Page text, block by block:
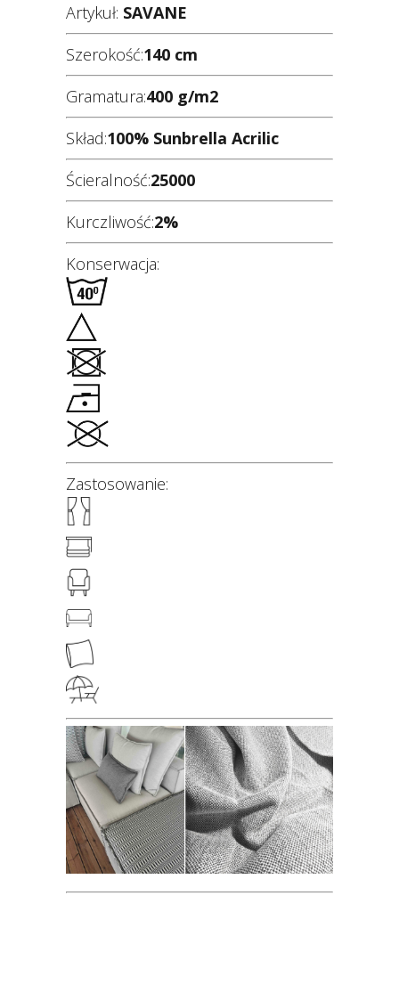
Artykuł: SAVANE
Szerokość:140 cm
Gramatura:400 g/m2
Skład:100% Sunbrella Acrilic
Ścieralność:25000
Kurczliwość:2%
Konserwacja:
Zastosowanie: